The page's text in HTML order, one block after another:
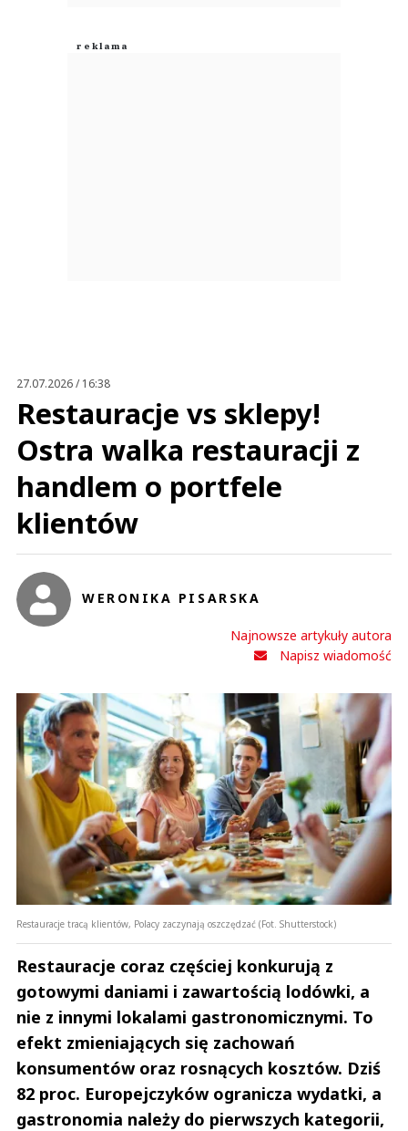
27.07.2026 / 16:38
Restauracje vs sklepy!
Ostra walka restauracji z
handlem o portfele
klientów
WERONIKA PISARSKA
Najnowsze artykuły autora
Napisz wiadomość
Restauracje tracą klientów, Polacy zaczynają oszczędzać (Fot. Shutterstock)
Restauracje coraz częściej konkurują z
gotowymi daniami i zawartością lodówki, a
nie z innymi lokalami gastronomicznymi. To
efekt zmieniających się zachowań
konsumentów oraz rosnących kosztów. Dziś
82 proc. Europejczyków ogranicza wydatki, a
gastronomia należy do pierwszych kategorii,